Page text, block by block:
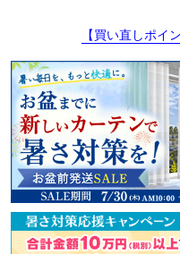
【買い直しポイ